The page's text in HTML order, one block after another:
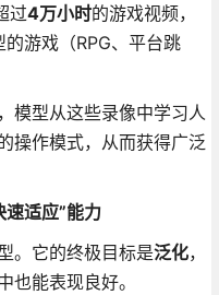
过4万小时的游戏视频，
的游戏（RPG、平台跳
模型从这些录像中学习人
操作模式，从而获得广泛
速适应”能力
。它的终极目标是泛化，
也能表现良好。